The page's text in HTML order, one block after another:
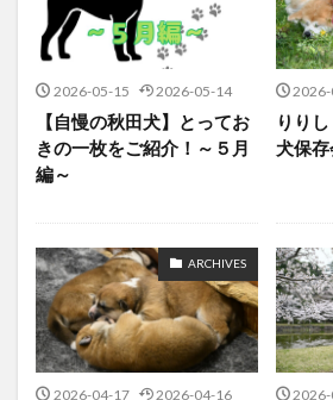
2026-05-15 2026-05-14
【自慢の秋田犬】とってお
きの一枚をご紹介！～５月
編～
りり
犬保
ARCHIVES
2026-04-17 2026-04-16